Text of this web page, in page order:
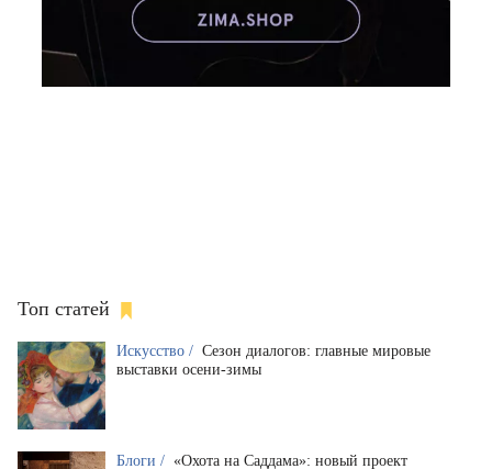
Топ статей
Искусство / Сезон диалогов: главные мировые
выставки осени-зимы
Блоги / «Охота на Саддама»: новый проект